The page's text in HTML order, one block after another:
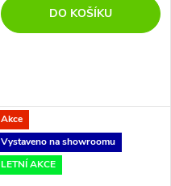
DO KOŠÍKU
Akce
Vystaveno na showroomu
LETNÍ AKCE